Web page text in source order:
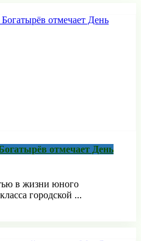
отмечает День
в жизни юного
городской ...